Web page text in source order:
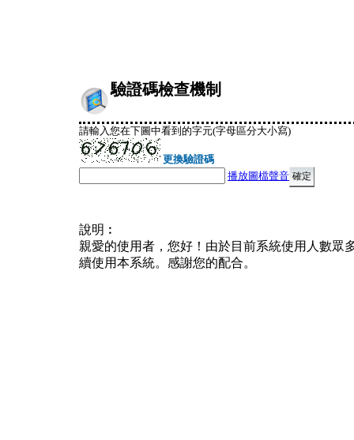
驗證碼檢查機制
請輸入您在下圖中看到的字元(字母區分大小寫)
更換驗證碼
播放圖檔聲音
說明︰
親愛的使用者，您好！由於目前系統使用人數眾
續使用本系統。感謝您的配合。